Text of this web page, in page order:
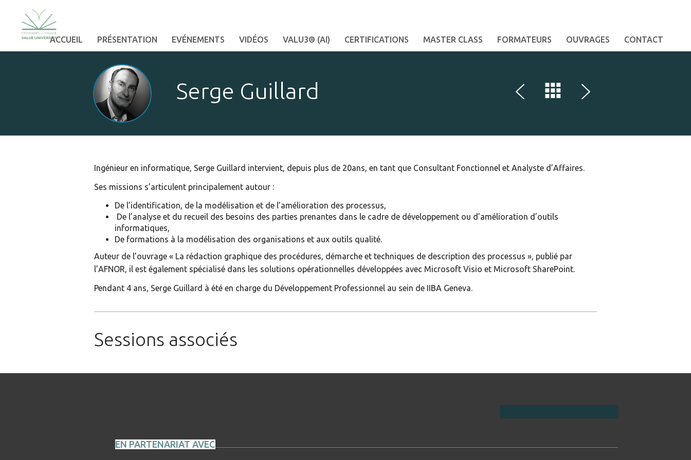
ACCUEIL PRÉSENTATION EVÉNEMENTS VIDÉOS VALU3® (AI) CERTIFICATIONS MASTER CLASS FORMATEURS OUVRAGES CONTACT
Serge Guillard
Ingénieur en informatique, Serge Guillard intervient, depuis plus de 20ans, en tant que Consultant Fonctionnel et Analyste d’Affaires.
Ses missions s’articulent principalement autour :
De l’identification, de la modélisation et de l’amélioration des processus,
De l’analyse et du recueil des besoins des parties prenantes dans le cadre de développement ou d’amélioration d’outils
informatiques,
De formations à la modélisation des organisations et aux outils qualité.
Auteur de l’ouvrage « La rédaction graphique des procédures, démarche et techniques de description des processus », publié par
l’AFNOR, il est également spécialisé dans les solutions opérationnelles développées avec Microsoft Visio et Microsoft SharePoint.
Pendant 4 ans, Serge Guillard à été en charge du Développement Professionnel au sein de IIBA Geneva.
Sessions associés
EN PARTENARIAT AVEC